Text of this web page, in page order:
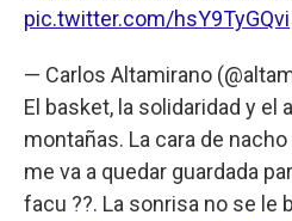
pic.twitter.com/hsY9TyGQvi
— Carlos Altamirano
El basket, la solidaridad y el
montañas. La cara de
me va a quedar guardada
facu ??. La sonrisa no se le